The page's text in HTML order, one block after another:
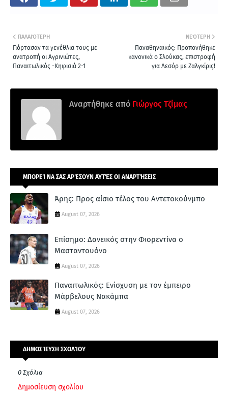
ΝΕΌΤΕΡΗ
Παναθηναϊκός: Προπονήθηκε
κανονικά ο Σλούκας, επιστροφή
για Λεσόρ με Ζαλγκίρις!
ΠΑΛΑΙΌΤΕΡΗ
Γιόρτασαν τα γενέθλια τους με
ανατροπή οι Αγρινιώτες,
Παναιτωλικός -Κηφισιά 2-1
Αναρτήθηκε από Γιώργος Τζίμας
ΜΠΟΡΕΊ ΝΑ ΣΑΣ ΑΡΈΣΟΥΝ ΑΥΤΈΣ ΟΙ ΑΝΑΡΤΉΣΕΙΣ
Άρης: Προς αίσιο τέλος του Αντετοκούνμπο
August 07, 2026
Επίσημο: Δανεικός στην Φιορεντίνα ο
Μασταντουόνο
August 07, 2026
Παναιτωλικός: Ενίσχυση με τον έμπειρο
Μάρβελους Νακάμπα
August 07, 2026
ΔΗΜΟΣΊΕΥΣΗ ΣΧΟΛΊΟΥ
0 Σχόλια
Δημοσίευση σχολίου